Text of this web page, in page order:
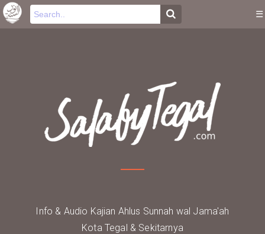
-->
☰
Info & Audio Kajian Ahlus Sunnah wal Jama'ah
Kota Tegal & Sekitarnya